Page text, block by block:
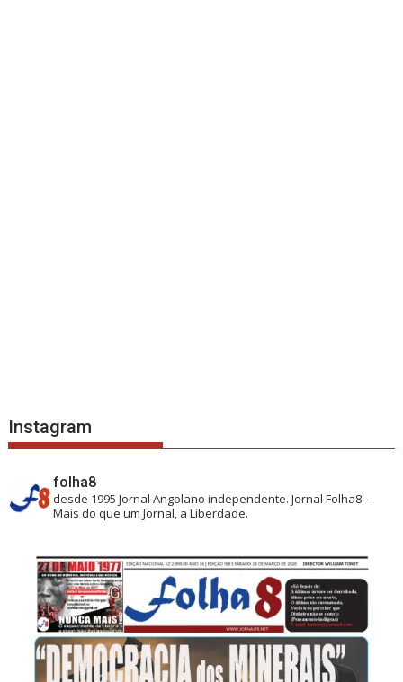
Instagram
folha8
desde 1995 Jornal Angolano independente.Jornal Folha8 -
Mais do que um Jornal, a Liberdade.